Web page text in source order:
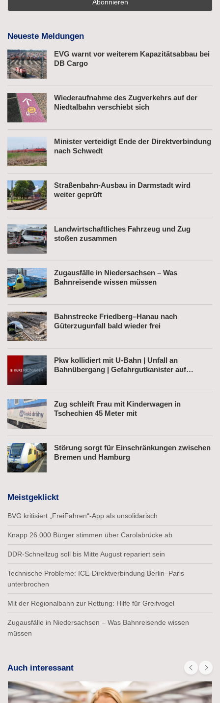
Neueste Meldungen
EVG warnt vor weiterem Kapazitätsabbau bei
DB Cargo
Wiederaufnahme des Zugverkehrs auf der
Niedtalbahn verschiebt sich
Minister verteidigt Ende der Direktverbindung
nach Schwedt
Straßenbahn-Ausbau in Darmstadt wird
weiter geprüft
Landwirtschaftliches Fahrzeug und Zug
stoßen zusammen
Zugausfälle in Niedersachsen – Was
Bahnreisende wissen müssen
Bahnstrecke Friedberg–Hanau nach
Güterzugunfall bald wieder frei
Pkw kollidiert mit U-Bahn | Unfall an
Bahnübergang | Gefahrgutkanister auf
Zug schleift Frau mit Kinderwagen in
Tschechien 45 Meter mit
Störung sorgt für Einschränkungen zwischen
Bremen und Hamburg
Meistgeklickt
BVG kritisiert „FreiFahren“-App als unsolidarisch
Knapp 26.000 Bürger stimmen über Carolabrücke ab
DDR-Schnellzug soll bis Mitte August repariert sein
Technische Probleme: ICE-Direktverbindung Berlin–Paris
unterbrochen
Mit der Regionalbahn zur Rettung: Hilfe für Greifvogel
Zugausfälle in Niedersachsen – Was Bahnreisende wissen
müssen
Auch interessant